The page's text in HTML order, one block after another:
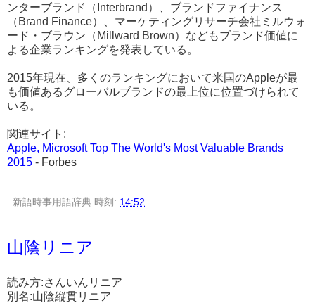
ンターブランド（Interbrand）、ブランドファイナンス
（Brand Finance）、マーケティングリサーチ会社ミルウォ
ード・ブラウン（Millward Brown）などもブランド価値に
よる企業ランキングを発表している。
2015年現在、多くのランキングにおいて米国のAppleが最
も価値あるグローバルブランドの最上位に位置づけられて
いる。
関連サイト:
Apple, Microsoft Top The World's Most Valuable Brands
2015 - Forbes
新語時事用語辞典 時刻: 14:52
山陰リニア
読み方:さんいんリニア
別名:山陰縦貫リニア